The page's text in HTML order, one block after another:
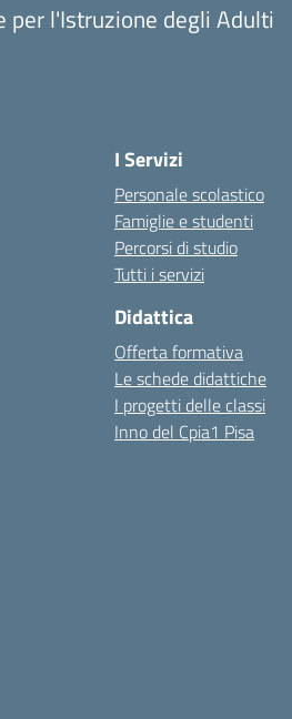
per l'Istruzione degli Adulti
I Servizi
Personale scolastico
Famiglie e studenti
Percorsi di studio
Tutti i servizi
Didattica
Offerta formativa
Le schede didattiche
I progetti delle classi
Inno del Cpia1 Pisa